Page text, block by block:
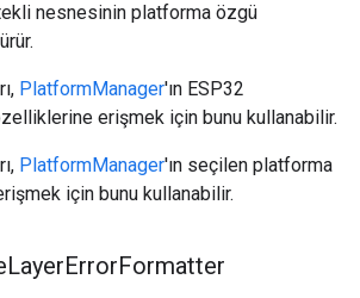
nesnesinin platforma özgü
PlatformManager'ın ESP32
erişmek için bunu kullanabilir.
PlatformManager'ın seçilen platforma
için bunu kullanabilir.
LayerErrorFormatter